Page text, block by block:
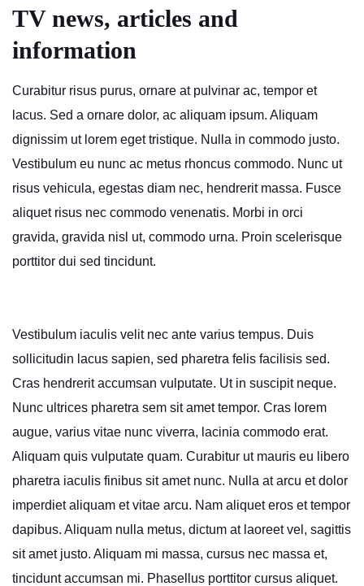
TV news, articles and
information
Curabitur risus purus, ornare at pulvinar ac, tempor et
lacus. Sed a ornare dolor, ac aliquam ipsum. Aliquam
dignissim ut lorem eget tristique. Nulla in commodo justo.
Vestibulum eu nunc ac metus rhoncus commodo. Nunc ut
risus vehicula, egestas diam nec, hendrerit massa. Fusce
aliquet risus nec commodo venenatis. Morbi in orci
gravida, gravida nisl ut, commodo urna. Proin scelerisque
porttitor dui sed tincidunt.
Vestibulum iaculis velit nec ante varius tempus. Duis
sollicitudin lacus sapien, sed pharetra felis facilisis sed.
Cras hendrerit accumsan vulputate. Ut in suscipit neque.
Nunc ultrices pharetra sem sit amet tempor. Cras lorem
augue, varius vitae nunc viverra, lacinia commodo erat.
Aliquam quis vulputate quam. Curabitur ut mauris eu libero
pharetra iaculis finibus sit amet nunc. Nulla at arcu et dolor
imperdiet aliquam et vitae arcu. Nam aliquet eros et tempor
dapibus. Aliquam nulla metus, dictum at laoreet vel, sagittis
sit amet justo. Aliquam mi massa, cursus nec massa et,
tincidunt accumsan mi. Phasellus porttitor cursus aliquet.